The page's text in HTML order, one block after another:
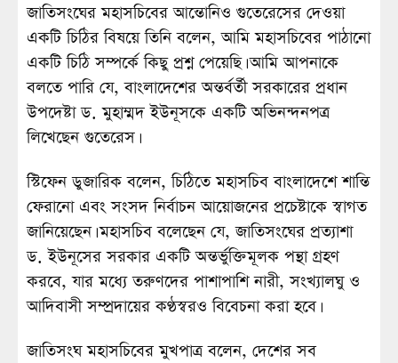
জাতিসংঘের মহাসচিবের আন্তোনিও গুতেরেসের দেওয়া
একটি চিঠির বিষয়ে তিনি বলেন, আমি মহাসচিবের পাঠানো
একটি চিঠি সম্পর্কে কিছু প্রশ্ন পেয়েছি। আমি আপনাকে
বলতে পারি যে, বাংলাদেশের অন্তর্বর্তী সরকারের প্রধান
উপদেষ্টা ড. মুহাম্মদ ইউনূসকে একটি অভিনন্দনপত্র
লিখেছেন গুতেরেস।
স্টিফেন ডুজারিক বলেন, চিঠিতে মহাসচিব বাংলাদেশে শান্তি
ফেরানো এবং সংসদ নির্বাচন আয়োজনের প্রচেষ্টাকে স্বাগত
জানিয়েছেন। মহাসচিব বলেছেন যে, জাতিসংঘের প্রত্যাশা
ড. ইউনূসের সরকার একটি অন্তর্ভুক্তিমূলক পন্থা গ্রহণ
করবে, যার মধ্যে তরুণদের পাশাপাশি নারী, সংখ্যালঘু ও
আদিবাসী সম্প্রদায়ের কণ্ঠস্বরও বিবেচনা করা হবে।
জাতিসংঘ মহাসচিবের মুখপাত্র বলেন, দেশের সব